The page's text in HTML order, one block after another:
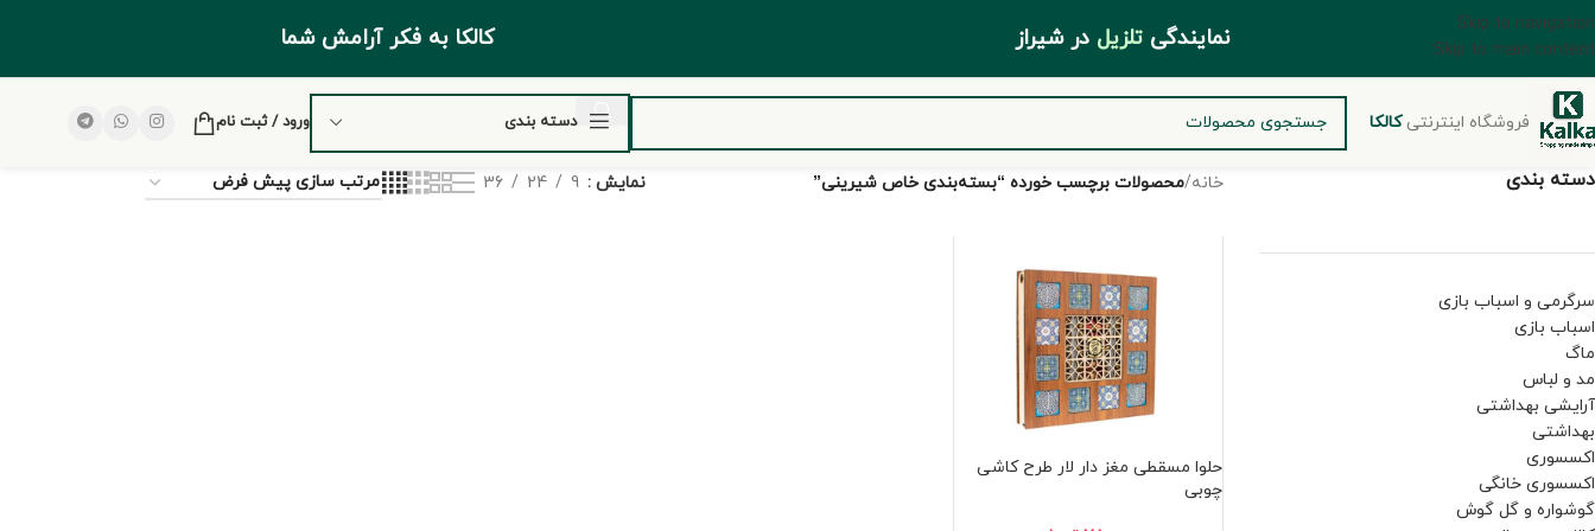
Skip to navigation
Skip to main content
تلزیل در شیرازکالکا به فکر آرامش شما
فروشگاه اینترنتیکالکا دسته بندی ورود / ثبت نام
دسته بندی
سرگرمی و اسباب بازی
اسباب بازی
ماگ
مد و لباس
آرایشی بهداشتی
بهداشتی
اکسسوری
اکسسوری خانگی
گوشواره و گل گوش
خانه/محصولات برچسب خورده “بسته‌بندی خاص شیرینی” نمایش 9
24
36
حلوا مسقطی مغز دار لار طرح کاشی
چوبی